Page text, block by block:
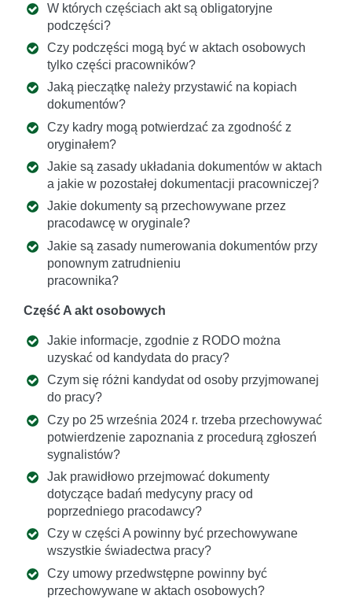
W których częściach akt są obligatoryjne
podczęści?
Czy podczęści mogą być w aktach osobowych
tylko części pracowników?
Jaką pieczątkę należy przystawić na kopiach
dokumentów?
Czy kadry mogą potwierdzać za zgodność z
oryginałem?
Jakie są zasady układania dokumentów w aktach
a jakie w pozostałej dokumentacji pracowniczej?
Jakie dokumenty są przechowywane przez
pracodawcę w oryginale?
Jakie są zasady numerowania dokumentów przy
ponownym zatrudnieniu
pracownika?
Część A akt osobowych
Jakie informacje, zgodnie z RODO można
uzyskać od kandydata do pracy?
Czym się różni kandydat od osoby przyjmowanej
do pracy?
Czy po 25 września 2024 r. trzeba przechowywać
potwierdzenie zapoznania z procedurą zgłoszeń
sygnalistów?
Jak prawidłowo przejmować dokumenty
dotyczące badań medycyny pracy od
poprzedniego pracodawcy?
Czy w części A powinny być przechowywane
wszystkie świadectwa pracy?
Czy umowy przedwstępne powinny być
przechowywane w aktach osobowych?